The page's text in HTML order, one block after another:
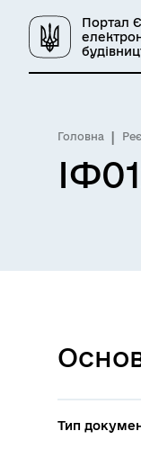
Портал
Головна
Тип